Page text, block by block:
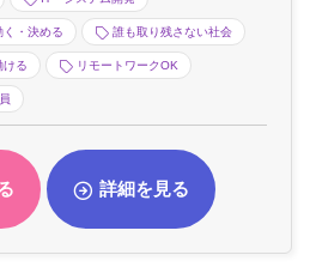
・決める 誰も取り残さない社会
ける リモートワークOK
詳細を見る